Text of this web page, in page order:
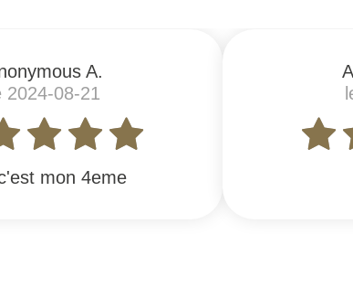
A.
2024-08-21
mon 4eme